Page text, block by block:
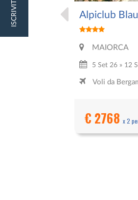
Alpiclub
Resort
MAIORCA
5 Set 26 » 12
Voli da
€ 2768 x 2
ISCRIVITI